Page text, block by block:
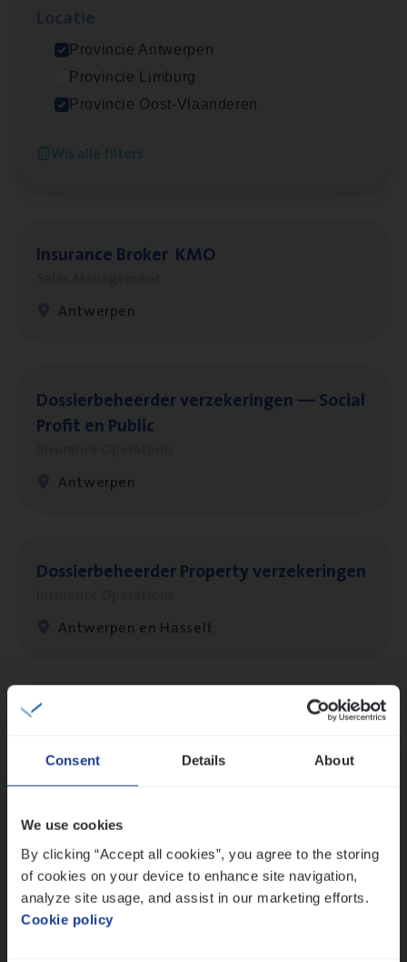
Consent Details About
We use cookies
By clicking “Accept all cookies”, you agree to the storing
of cookies on your device to enhance site navigation,
analyze site usage, and assist in our marketing efforts.
Cookie policy
Provincie Antwerpen
Provincie Limburg
Provincie Oost-Vlaanderen
Wis alle filters
Insu­ran­ce Bro­ker Trans­port&
Antwerpen
Insu­ran­ce Bro­ker KMO
Antwerpen
Dos­sier­be­heer­der ver­ze­ke­rin­gen — Soci­al
Pro­fit en Public
Antwerpen
Dos­sier­be­heer­der Pro­per­ty verzekeringen
Antwerpen en Hasselt
Dos­sier­be­heer­der Onder­ne­min­gen Van­b­
Insurance Operations
Dos­sier­be­heer­der Gewaar­borgd Inkomen
Insurance Operations